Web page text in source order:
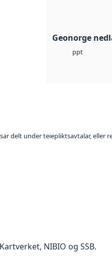
Geonorge
ppt
delt under teiepliktsavtalar, eller
NIBIO og SSB.